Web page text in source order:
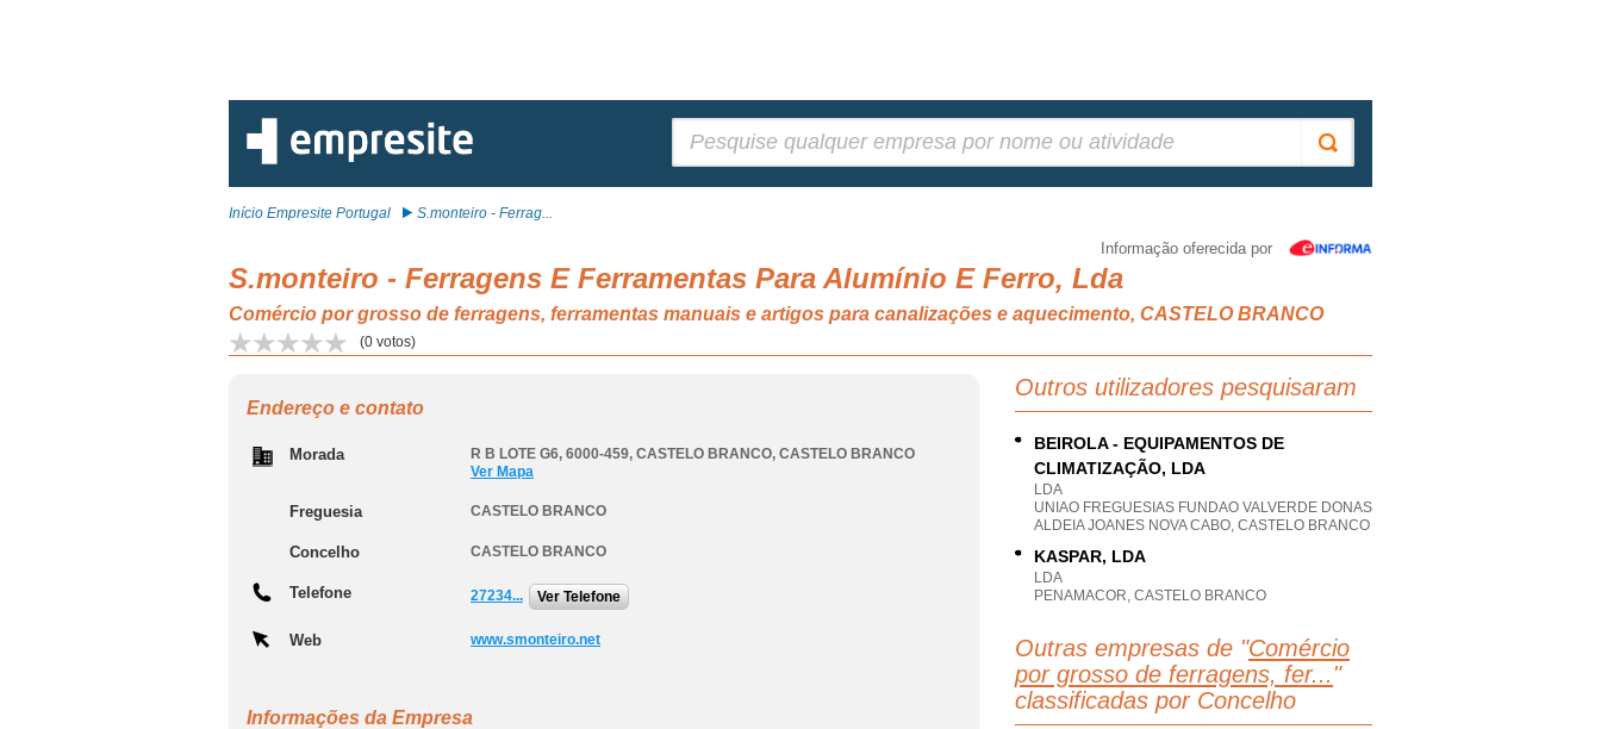
Início Empresite Portugal S.monteiro - Ferrag...
Informação oferecida por
S.monteiro - Ferragens E Ferramentas Para Alumínio E Ferro, Lda
Comércio por grosso de ferragens, ferramentas manuais e artigos para canalizações e aquecimento, CASTELO BRANCO
(0 votos)
Endereço e contato
Morada R B LOTE G6, 6000-459, CASTELO BRANCO, CASTELO BRANCO
Ver Mapa
Freguesia CASTELO BRANCO
Concelho CASTELO BRANCO
Telefone 27234... Ver Telefone
Web www.smonteiro.net
Informações da Empresa
Outros utilizadores pesquisaram
BEIROLA - EQUIPAMENTOS DE
CLIMATIZAÇÃO, LDA
LDA
UNIAO FREGUESIAS FUNDAO VALVERDE DONAS
ALDEIA JOANES NOVA CABO, CASTELO BRANCO
KASPAR, LDA
LDA
PENAMACOR, CASTELO BRANCO
Outras empresas de "Comércio
por grosso de ferragens, fer... "
classificadas por Concelho